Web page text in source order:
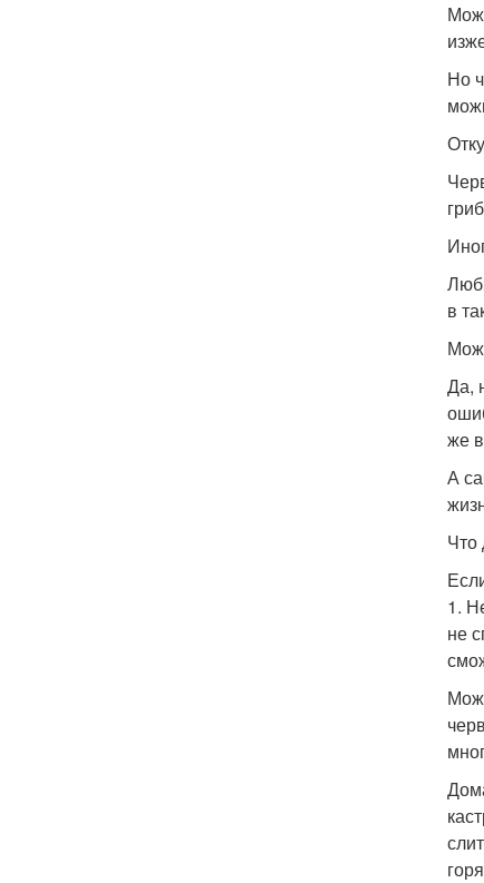
Но
в
Да,
же
А
Что
1.
не